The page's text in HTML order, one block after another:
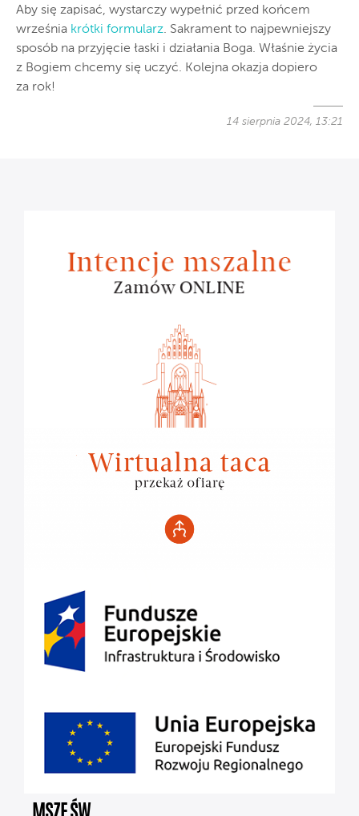
Aby się zapisać, wystarczy wypełnić przed końcem
września krótki formularz. Sakrament to najpewniejszy
sposób na przyjęcie łaski i działania Boga. Właśnie życia
z Bogiem chcemy się uczyć. Kolejna okazja dopiero
za rok!
14 sierpnia 2024, 13:21